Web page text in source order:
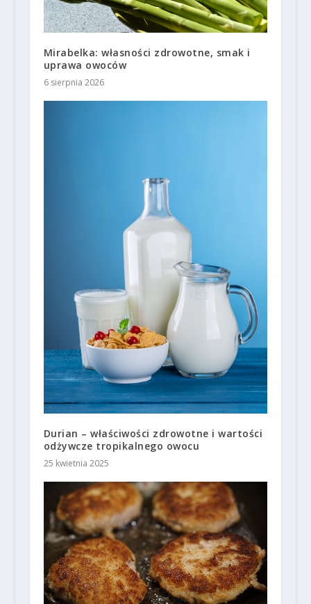
Mirabelka: własności zdrowotne, smak i
uprawa owoców
6 sierpnia 2026
Durian – właściwości zdrowotne i wartości
odżywcze tropikalnego owocu
25 kwietnia 2025